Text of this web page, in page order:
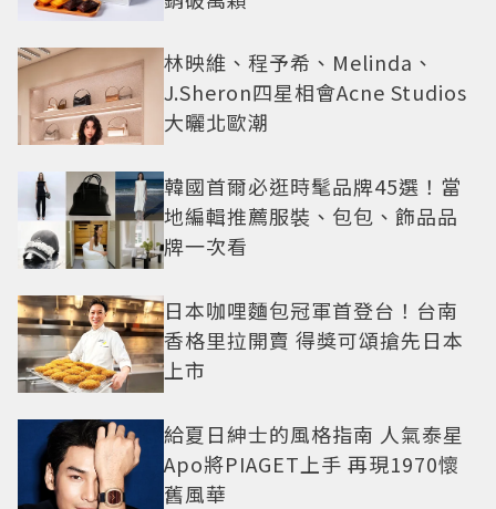
林映維、程予希、Melinda、
J.Sheron四星相會Acne Studios
大曬北歐潮
韓國首爾必逛時髦品牌45選！當
地編輯推薦服裝、包包、飾品品
牌一次看
日本咖哩麵包冠軍首登台！台南
香格里拉開賣 得獎可頌搶先日本
上市
給夏日紳士的風格指南 人氣泰星
Apo將PIAGET上手 再現1970懷
舊風華